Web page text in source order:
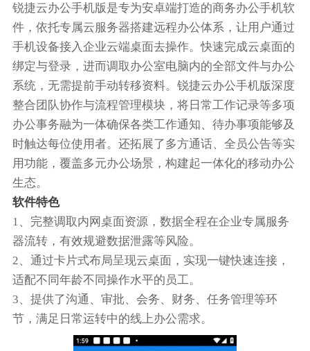
锐捷云办公手机版是专为安卓端打造的商务办公手机软
件，依托专属云服务器搭建远程办公体系，让用户通过
手机设备接入企业云端桌面去操作。快速完成云桌面的
绑定与登录，进而调取办公室电脑内的全部文件与办公
系统，无需提前手动转移资料。锐捷云办公手机版深度
整合团队协作与流程管理模块，将日常工作记录等多项
办公事务融为一体确保各类工作通知、待办事项能够及
时触达每位使用者。还拓展了多方通话、全员公告等实
用功能，覆盖多元办公场景，构建起一体化的移动办公
生态。
软件特色
1、完整调取内网桌面资源，数据全程在企业专属服务
器流转，有效规避数据泄露等风险。
2、通过卡片式布局呈现云桌面，实现一键快速连接，
适配不同年龄不同操作水平的员工。
3、提供了沟通、审批、会务、财务、任务管理等环
节，满足日常运转中的线上办公需求。